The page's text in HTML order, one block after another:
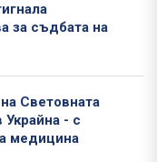
за съдбата на
Световната
Украйна - с
медицина